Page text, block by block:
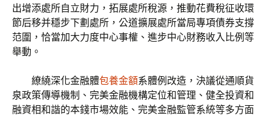
出增添處所自立財力，拓展處所稅源，推動花費稅征收環
節后移并穩步下劃處所，公道擴展處所當局專項債券支撐
范圍，恰當加大力度中心事權、進步中心財務收入比例等
舉動。
繚繞深化金融體包養金額系體例改造，決議從通順貨
泉政策傳導機制、完美金融機構定位和管理、健全投資和
融資相和諧的本錢市場效能、完美金融監管系統等多方面